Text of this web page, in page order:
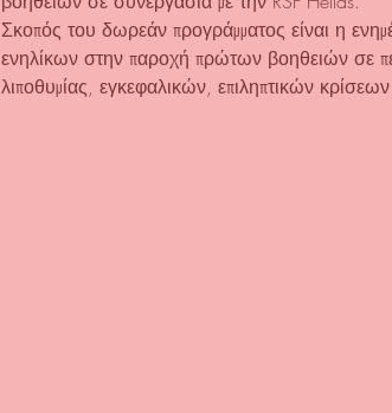
Σκοπός του δωρεάν προγράμματος είναι η
ενηλίκων στην παροχή πρώτων βοηθειών σε
λιποθυμίας, εγκεφαλικών, επιληπτικών